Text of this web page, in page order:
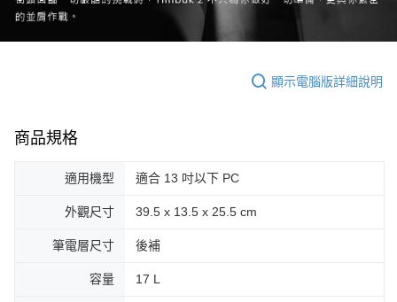
顯示電腦版詳細說明
商品規格
適用機型 適合 13 吋以下 PC
外觀尺寸 39.5 x 13.5 x 25.5 cm
筆電層尺寸 後補
容量 17 L